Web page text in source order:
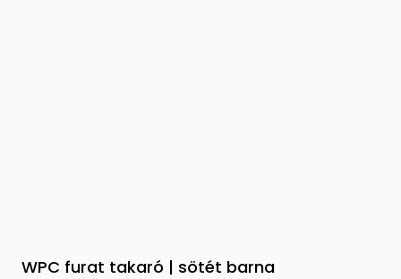
WPC furat takaró | sötét barna